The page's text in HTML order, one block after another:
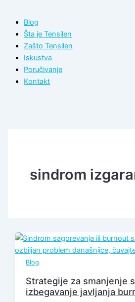
Blog
Šta je Tensilen
Zašto Tensilen
Iskustva
Poručivanje
Kontakt
sindrom
Blog
Strategije za smanjenje
izbegavanje javljanja